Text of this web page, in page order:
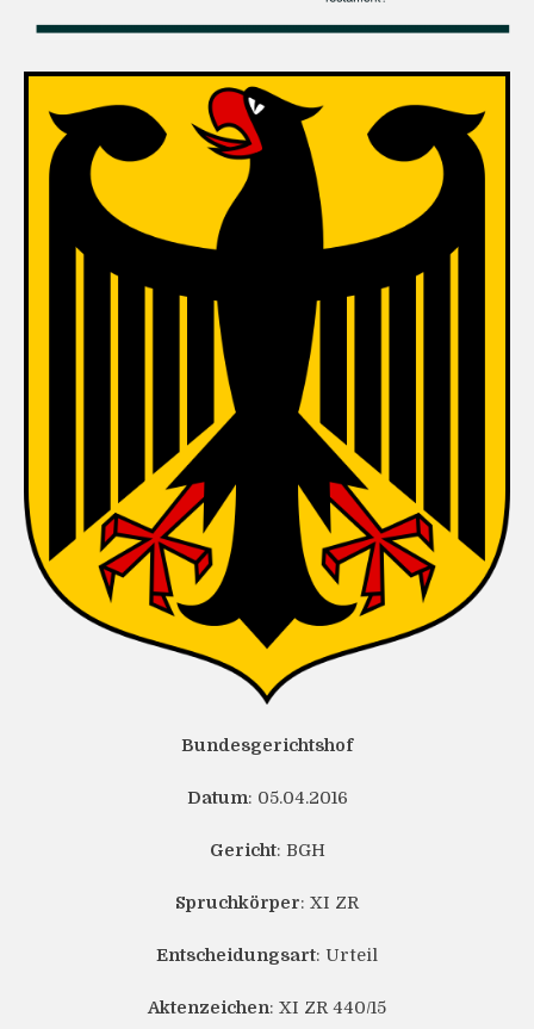
Bundesgerichtshof
Datum: 05.04.2016
Gericht: BGH
Spruchkörper: XI ZR
Entscheidungsart: Urteil
Aktenzeichen: XI ZR 440/15